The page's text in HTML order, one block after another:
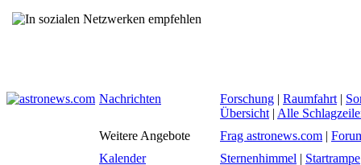
Nachrichten Forschung | Raumfahrt |
Übersicht | Alle
Weitere Angebote
Frag astronews.com |
Kalender
Sternenhimmel | Startrampe